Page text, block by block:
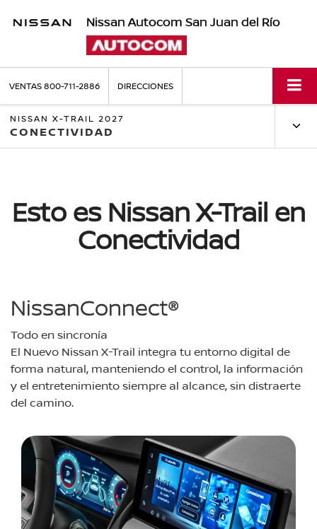
Nissan Autocom San Juan del Río
VENTAS800-711-2886 DIRECCIONES
NISSAN X-TRAIL 2027
CONECTIVIDAD
Esto es Nissan X-Trail en
Conectividad
NissanConnect®
Todo en sincronía
El Nuevo Nissan X-Trail integra tu entorno digital de
forma natural, manteniendo el control, la información
y el entretenimiento siempre al alcance, sin distraerte
del camino.